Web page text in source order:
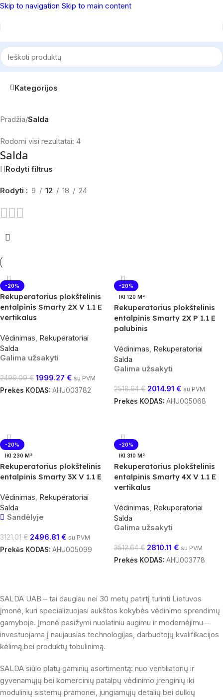
Skip to navigation Skip to main content
Kategorijos
Pradžia/Salda
Rodomi visi rezultatai: 4
Salda
Rodyti filtrus
Rodyti 9 12 18 24
-20%
Rekuperatorius plokštelinis
entalpinis Smarty 2X V 1.1 E
vertikalus
Vėdinimas, Rekuperatoriai
Salda
Galima užsakyti
2499.09€ 1999.27 € su PVM
Prekės KODAS: AHU003782
-20%
IKI 120 M²
Rekuperatorius plokštelinis
entalpinis Smarty 2X P 1.1 E
palubinis
Vėdinimas, Rekuperatoriai
Salda
Galima užsakyti
2518.64€ 2014.91 € su PVM
Prekės KODAS: AHU005068
-20%
IKI 230 M²
Rekuperatorius plokštelinis
entalpinis Smarty 3X V 1.1 E
Vėdinimas, Rekuperatoriai
Salda
Sandėlyje
3121.01€ 2496.81 € su PVM
Prekės KODAS: AHU005099
-20%
IKI 310 M²
Rekuperatorius plokštelinis
entalpinis Smarty 4X V 1.1 E
vertikalus
Vėdinimas, Rekuperatoriai
Salda
Galima užsakyti
3512.64€ 2810.11 € su PVM
Prekės KODAS: AHU003778
SALDA UAB – tai daugiau nei 30 metų patirtį turinti Lietuvos
įmonė, kuri specializuojasi aukštos kokybės vėdinimo sprendimų
gamyboje. Įmonė pasižymi nuolatiniu augimu ir modernėjimu –
investuojama į naujausias technologijas, darbuotojų kvalifikacijos
kėlimą bei produktų tobulinimą.
SALDA siūlo platų gaminių asortimentą: nuo ventiliatorių ir
gyvenamųjų bei komercinių patalpų vėdinimo įrenginių iki
modulinių sistemų pramonei, jungiamųjų detalių bei dulkių